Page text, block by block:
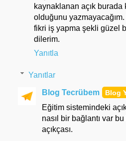
kaynaklanan açık burada
olduğunu
fikri iş yapma şekli güzel
dilerim.
Yanıtla
Yanıtlar
Blog Tecrübem
Eğitim sistemindeki
nasıl bir bağlantı var
açıkçası.